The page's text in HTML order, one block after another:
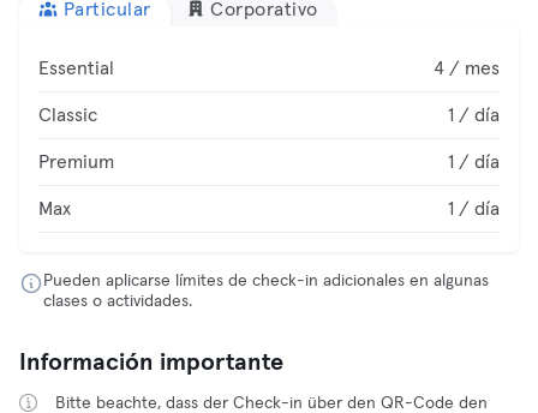
Particular Corporativo
Essential 4 / mes
Classic 1 / día
Premium 1 / día
Max 1 / día
Pueden aplicarse límites de check-in adicionales en algunas
clases o actividades.
Información importante
Bitte beachte, dass der Check-in über den QR-Code den